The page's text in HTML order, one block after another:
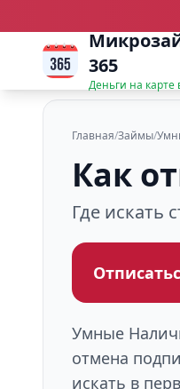
365
Деньги на карте
Главная/Займы/
Как
Где искать
Умные
отмена
искать в